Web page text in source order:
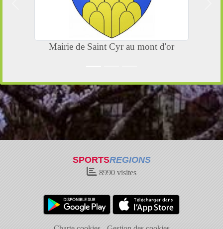
Mairie de Saint Cyr au mont d'or
SPORTSREGIONS
8990 visites